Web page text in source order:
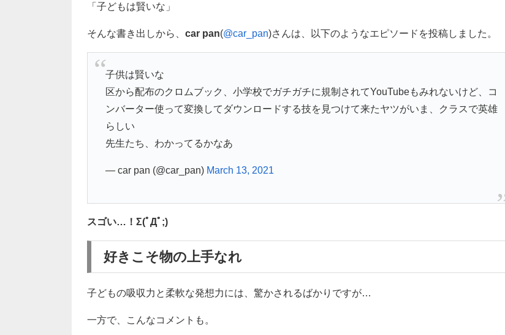
「子どもは賢いな」
そんな書き出しから、 car pan(@car_pan)さんは、以下のようなエピソードを投稿しました。
子供は賢いな
区から配布のクロムブック、小学校でガチガチに規制されてYouTubeもみれないけど、コ
ンバーター使って変換してダウンロードする技を見つけて来たヤツがいま、クラスで英雄
らしい
先生たち、わかってるかなあ
— car pan (@car_pan) March 13, 2021
スゴい…！Σ(ﾟДﾟ;)
好きこそ物の上手なれ
子どもの吸収力と柔軟な発想力には、驚かされるばかりですが…
一方で、こんなコメントも。